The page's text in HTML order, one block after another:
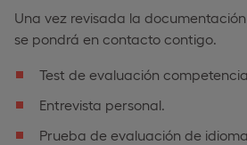
Una vez revisada la
se pondrá en contacto contigo.
Test de evaluación
Entrevista personal.
Prueba de evaluación de